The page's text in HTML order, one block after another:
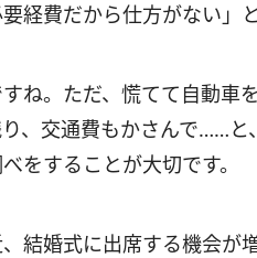
経費だから仕方がない」
ね。ただ、慌てて自動車
、交通費もかさんで……と
をすることが大切です。
結婚式に出席する機会が